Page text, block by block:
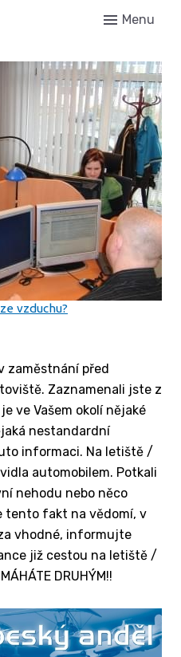
Menu
vzduchu?
zaměstnání před
Zaznamenali jste z
ve Vašem okolí nějaké
nestandardní
informaci. Na letiště /
automobilem. Potkali
nehodu nebo něco
tento fakt na vědomí, v
vhodné, informujte
již cestou na letiště /
DRUHÝM!!